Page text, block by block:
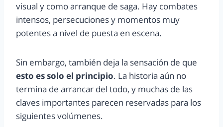
visual y como arranque de saga. Hay combates
intensos, persecuciones y momentos muy
potentes a nivel de puesta en escena.
Sin embargo, también deja la sensación de que
esto es solo el principio. La historia aún no
termina de arrancar del todo, y muchas de las
claves importantes parecen reservadas para los
siguientes volúmenes.